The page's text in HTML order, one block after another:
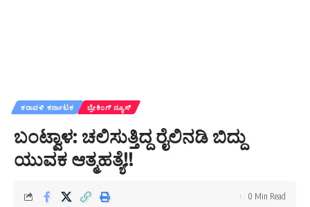
ಕರಾವಳಿ ಕರ್ನಾಟಕ ಬ್ರೇಕಿಂಗ್ ನ್ಯೂಸ್
ಬಂಟ್ವಾಳ: ಚಲಿಸುತ್ತಿದ್ದ ರೈಲಿನಡಿ ಬಿದ್ದು
ಯುವಕ ಆತ್ಮಹತ್ಯೆ!!
0 Min Read